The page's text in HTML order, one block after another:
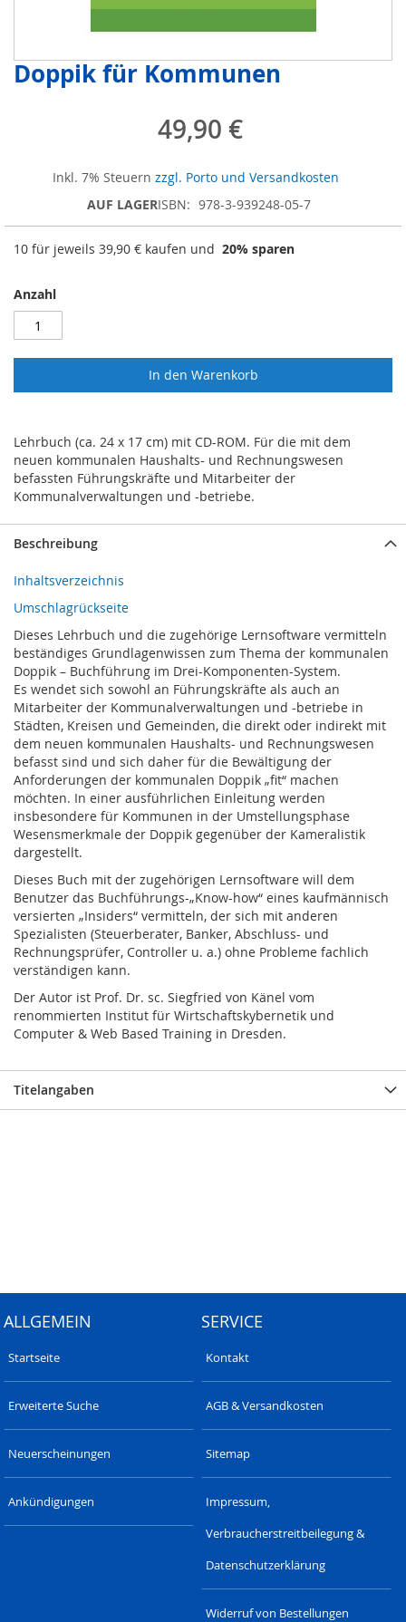
Doppik für Kommunen
49,90 €
Inkl. 7% Steuern zzgl. Porto und Versandkosten
AUF LAGERISBN 978-3-939248-05-7
10 für jeweils 39,90 € kaufen und 20% sparen
Anzahl
In den Warenkorb
Lehrbuch (ca. 24 x 17 cm) mit CD-ROM. Für die mit dem
neuen kommunalen Haushalts- und Rechnungswesen
befassten Führungskräfte und Mitarbeiter der
Kommunalverwaltungen und -betriebe.
Zum
Anfang
Beschreibung
Inhaltsverzeichnis
Umschlagrückseite
Dieses Lehrbuch und die zugehörige Lernsoftware vermitteln
beständiges Grundlagenwissen zum Thema der kommunalen
Doppik – Buchführung im Drei-Komponenten-System.
Es wendet sich sowohl an Führungskräfte als auch an
Mitarbeiter der Kommunalverwaltungen und -betriebe in
Städten, Kreisen und Gemeinden, die direkt oder indirekt mit
dem neuen kommunalen Haushalts- und Rechnungswesen
befasst sind und sich daher für die Bewältigung der
Anforderungen der kommunalen Doppik „fit“ machen
möchten. In einer ausführlichen Einleitung werden
insbesondere für Kommunen in der Umstellungsphase
Wesensmerkmale der Doppik gegenüber der Kameralistik
dargestellt.
Dieses Buch mit der zugehörigen Lernsoftware will dem
Benutzer das Buchführungs-„Know-how“ eines kaufmännisch
versierten „Insiders“ vermitteln, der sich mit anderen
Spezialisten (Steuerberater, Banker, Abschluss- und
Rechnungsprüfer, Controller u. a.) ohne Probleme fachlich
verständigen kann.
Der Autor ist Prof. Dr. sc. Siegfried von Känel vom
renommierten Institut für Wirtschaftskybernetik und
Computer & Web Based Training in Dresden.
Titelangaben
ALLGEMEIN
Startseite
Erweiterte Suche
Neuerscheinungen
Ankündigungen
SERVICE
Kontakt
AGB & Versandkosten
Sitemap
Impressum,
Verbraucherstreitbeilegung &
Datenschutzerklärung
Widerruf von Bestellungen